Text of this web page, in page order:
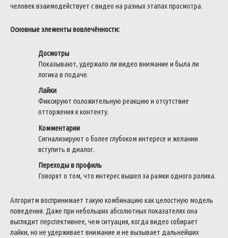
человек взаимодействует с видео на разных этапах просмотра.
Основные элементы вовлечённости:
Досмотры
Показывают, удержало ли видео внимание и была ли
логика в подаче.
Лайки
Фиксируют положительную реакцию и отсутствие
отторжения к контенту.
Комментарии
Сигнализируют о более глубоком интересе и желании
вступить в диалог.
Переходы в профиль
Говорят о том, что интерес вышел за рамки одного ролика.
Алгоритм воспринимает такую комбинацию как целостную модель
поведения. Даже при небольших абсолютных показателях она
выглядит перспективнее, чем ситуация, когда видео собирает
лайки, но не удерживает внимание и не вызывает дальнейших